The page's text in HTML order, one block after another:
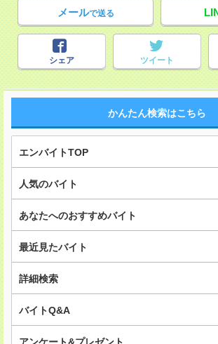
メールで送る
シェア ツイート
かんたん検索はこちら
エンバイトTOP
人気のバイト
あなたへのおすすめバイト
最近見たバイト
詳細検索
バイトQ&A